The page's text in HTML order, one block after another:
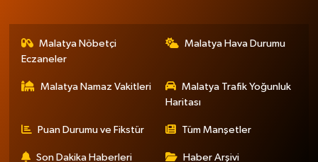
Malatya Nöbetçi
Eczaneler
Malatya Hava Durumu
Malatya Namaz Vakitleri
Malatya Trafik Yoğunluk
Haritası
Puan Durumu ve Fikstür Tüm Manşetler
Son Dakika Haberleri Haber Arşivi